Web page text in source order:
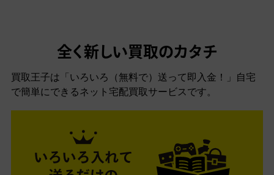
全く新しい買取のカタチ
買取王子は「いろいろ（無料で）送って即入金！」自宅
で簡単にできるネット宅配買取サービスです。